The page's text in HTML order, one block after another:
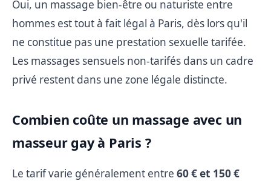
Oui, un massage bien-être ou naturiste entre
hommes est tout à fait légal à Paris, dès lors qu'il
ne constitue pas une prestation sexuelle tarifée.
Les massages sensuels non-tarifés dans un cadre
privé restent dans une zone légale distincte.
Combien coûte un massage avec un
masseur gay à Paris ?
Le tarif varie généralement entre 60 € et 150 €